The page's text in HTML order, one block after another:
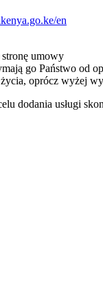
en
umowy
go Państwo od
oprócz wyżej
dodania usługi